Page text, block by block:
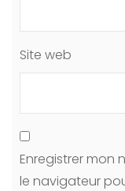
Site web
Enregistrer mon
le navigateur